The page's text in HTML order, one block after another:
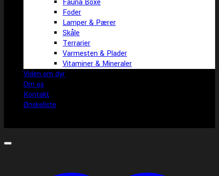
Fauna Boxe
Foder
Lamper & Pærer
Skåle
Terrarier
Varmesten & Plader
Vitaminer & Mineraler
Viden om dyr
Om os
Kontakt
Ønskeliste